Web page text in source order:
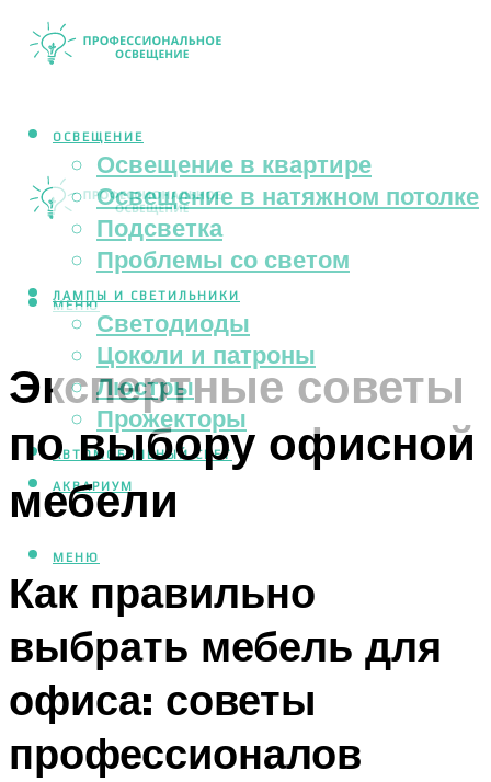
ОСВЕЩЕНИЕ
Освещение в квартире
Освещение в натяжном потолке
Подсветка
Проблемы со светом
ЛАМПЫ И СВЕТИЛЬНИКИ
Светодиоды
Цоколи и патроны
Люстры
Прожекторы
АВТОМОБИЛЬНЫЙ СВЕТ
АКВАРИУМ
МЕНЮ
МЕНЮ
Экспертные советы
по выбору офисной
мебели
Как правильно
выбрать мебель для
офиса: советы
профессионалов